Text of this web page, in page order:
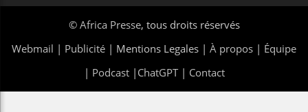
© Africa Presse, tous droits réservés
Webmail | Publicité | Mentions Legales | À propos | Équipe
| Podcast| ChatGPT| Contact